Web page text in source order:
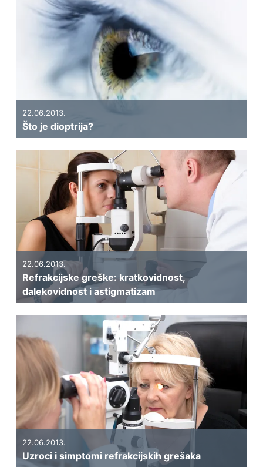
22.06.2013.
Što je dioptrija?
22.06.2013.
Refrakcijske greške: kratkovidnost,
dalekovidnost i astigmatizam
22.06.2013.
Uzroci i simptomi refrakcijskih grešaka